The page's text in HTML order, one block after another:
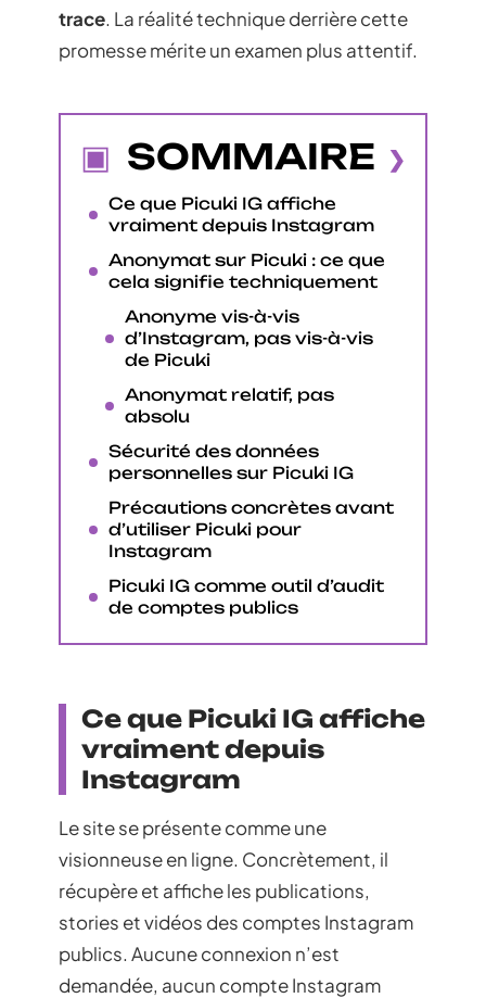
trace. La réalité technique derrière cette
promesse mérite un examen plus attentif.
SOMMAIRE
Ce que Picuki IG affiche
vraiment depuis Instagram
Anonymat sur Picuki : ce que
cela signifie techniquement
Anonyme vis-à-vis
d’Instagram, pas vis-à-vis
de Picuki
Anonymat relatif, pas
absolu
Sécurité des données
personnelles sur Picuki IG
Précautions concrètes avant
d’utiliser Picuki pour
Instagram
Picuki IG comme outil d’audit
de comptes publics
Ce que Picuki IG affiche
vraiment depuis
Instagram
Le site se présente comme une
visionneuse en ligne. Concrètement, il
récupère et affiche les publications,
stories et vidéos des comptes Instagram
publics. Aucune connexion n’est
demandée, aucun compte Instagram